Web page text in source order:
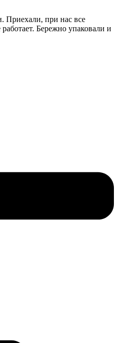
Приехали, при нас все
Бережно упаковали и